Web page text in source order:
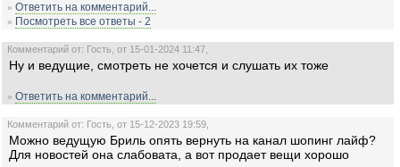
» Ответить на комментарий...
» Посмотреть все ответы - 2
Комментарий от: Гость, от 15-01-2024 11:47,
Ну и ведущие, смотреть не хочется и слушать их тоже
» Ответить на комментарий...
Комментарий от: Гость, от 15-12-2023 19:59,
Можно ведущую Бриль опять вернуть на канал шопинг лайф?
Для новостей она слабовата, а вот продает вещи хорошо